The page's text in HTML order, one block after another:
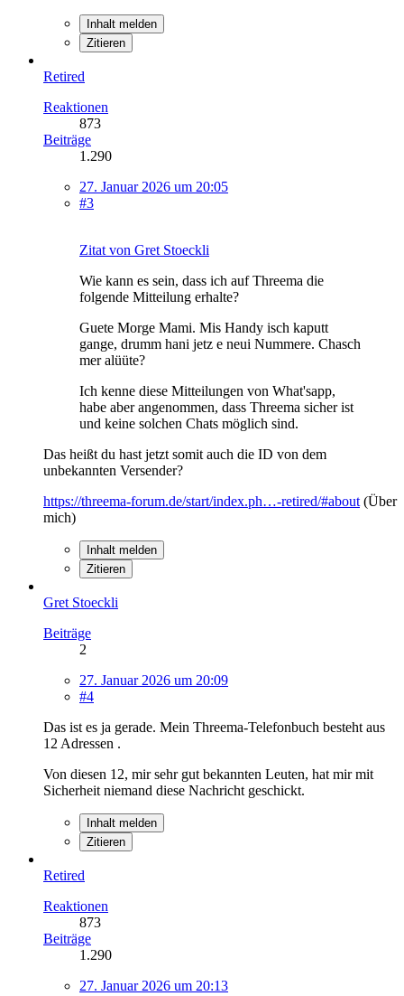
Inhalt melden
Zitieren
Retired
Reaktionen
873
Beiträge
1.290
27. Januar 2026 um 20:05
#3
Zitat von Gret Stoeckli
Wie kann es sein, dass ich auf Threema die
folgende Mitteilung erhalte?
Guete Morge Mami. Mis Handy isch kaputt
gange, drumm hani jetz e neui Nummere. Chasch
mer alüüte?
Ich kenne diese Mitteilungen von What'sapp,
habe aber angenommen, dass Threema sicher ist
und keine solchen Chats möglich sind.
Das heißt du hast jetzt somit auch die ID von dem
unbekannten Versender?
https://threema-forum.de/start/index.ph…-retired/#about (Über
mich)
Inhalt melden
Zitieren
Gret Stoeckli
Beiträge
2
27. Januar 2026 um 20:09
#4
Das ist es ja gerade. Mein Threema-Telefonbuch besteht aus
12 Adressen .
Von diesen 12, mir sehr gut bekannten Leuten, hat mir mit
Sicherheit niemand diese Nachricht geschickt.
Inhalt melden
Zitieren
Retired
Reaktionen
873
Beiträge
1.290
27. Januar 2026 um 20:13